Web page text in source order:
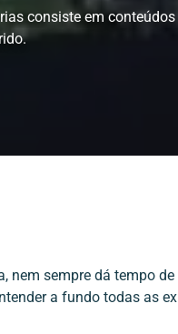
consiste em
nem sempre dá tempo
a fundo todas as